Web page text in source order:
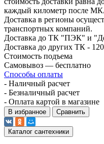
каждый километр после
Доставка в регионы
транспортных компаний.
Доставка до ТК "ПЭК" и
Доставка до других ТК -
Стоимость подъема
Самовывоз — бесплатно
Способы оплаты
- Наличный расчет
- Безналичный расчет
- Оплата картой в магазине
В избранное Сравнить
Каталог сантехники